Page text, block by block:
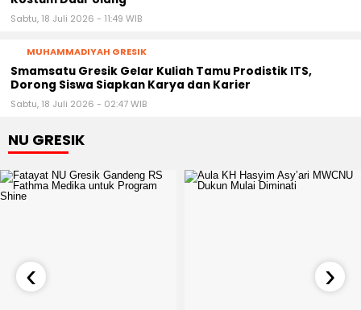
Sabtu, 18 Juli 2026 - 11:49 WIB
Smamsatu Gresik Gelar Kuliah Tamu Prodistik ITS,
Dorong Siswa Siapkan Karya dan Karier
Sabtu, 18 Juli 2026 - 02:47 WIB
NU GRESIK
‹ ›